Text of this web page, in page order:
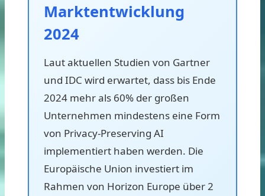
Marktentwicklung
2024
Laut aktuellen Studien von Gartner
und IDC wird erwartet, dass bis Ende
2024 mehr als 60% der großen
Unternehmen mindestens eine Form
von Privacy-Preserving AI
implementiert haben werden. Die
Europäische Union investiert im
Rahmen von Horizon Europe über 2